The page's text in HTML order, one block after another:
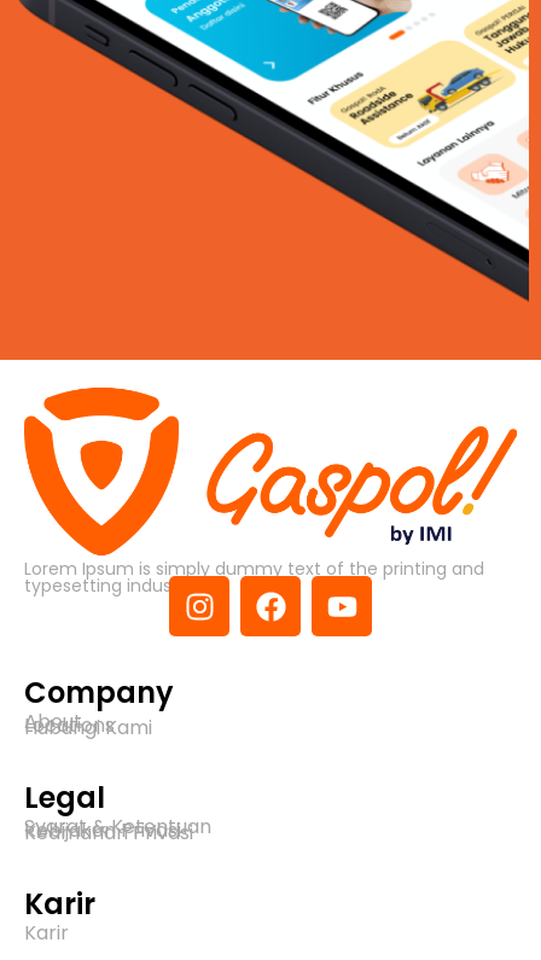
Lorem Ipsum is simply dummy text of the printing and
typesetting industry.
Company
About
Locations
Hubungi Kami
Legal
Syarat & Ketentuan
Kebijakan Privasi
Keamanan Privasi
Karir
Karir